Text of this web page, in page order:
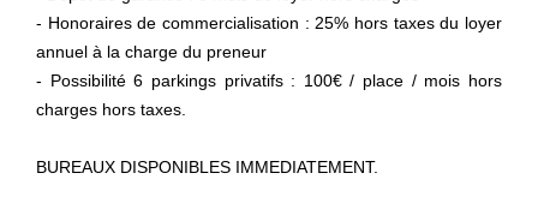
- Honoraires de commercialisation : 25% hors taxes du loyer
annuel à la charge du preneur
- Possibilité 6 parkings privatifs : 100€ / place / mois hors
charges hors taxes.
BUREAUX DISPONIBLES IMMEDIATEMENT.